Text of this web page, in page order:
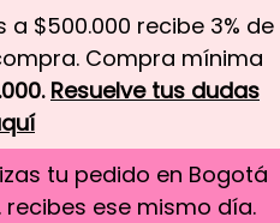
$500.000 recibe 3% de
Compra mínima
Resuelve tus dudas
tu pedido en Bogotá
recibes ese mismo día.